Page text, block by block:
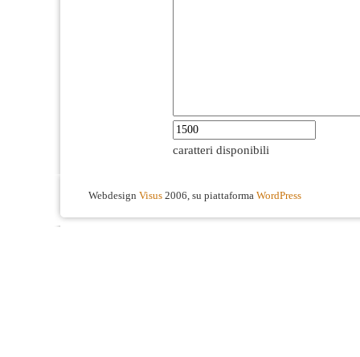
caratteri disponibili
Webdesign Visus 2006, su piattaforma WordPress